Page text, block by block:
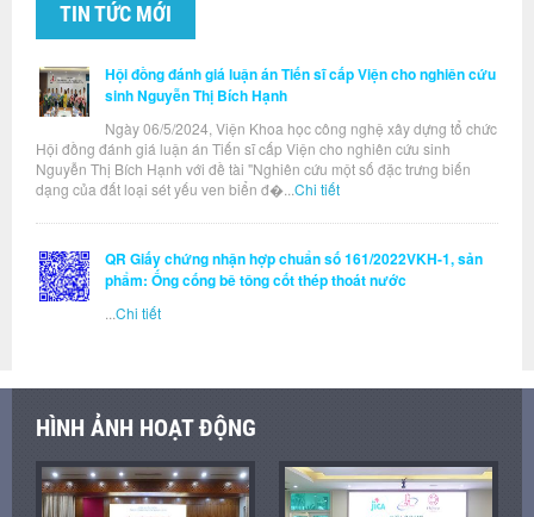
TIN TỨC MỚI
Hội đồng đánh giá luận án Tiến sĩ cấp Viện cho nghiên cứu
sinh Nguyễn Thị Bích Hạnh
Ngày 06/5/2024, Viện Khoa học công nghệ xây dựng tổ chức
Hội đồng đánh giá luận án Tiến sĩ cấp Viện cho nghiên cứu sinh
Nguyễn Thị Bích Hạnh với đề tài "Nghiên cứu một số đặc trưng biến
dạng của đất loại sét yếu ven biển đ�... Chi tiết
QR Giấy chứng nhận hợp chuẩn số 161/2022VKH-1, sản
phẩm: Ống cống bê tông cốt thép thoát nước
Chi tiết
HÌNH ẢNH HOẠT ĐỘNG